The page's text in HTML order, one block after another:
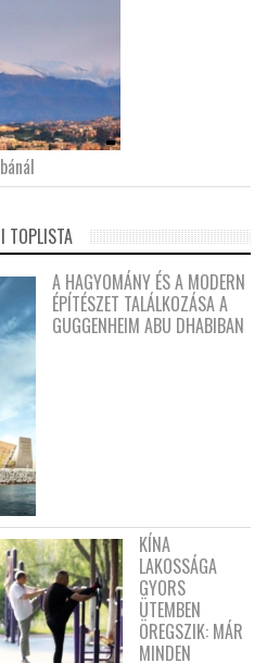
TOPLISTA
A HAGYOMÁNY ÉS A MODERN
ÉPÍTÉSZET TALÁLKOZÁSA A
GUGGENHEIM ABU DHABIBAN
KÍNA
LAKOSSÁGA
GYORS
ÜTEMBEN
ÖREGSZIK: MÁR
MINDEN